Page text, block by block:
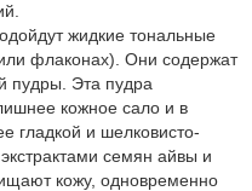
жидкие тональные
флаконах). Они содержат
пудры. Эта пудра
кожное сало и в
гладкой и шелковисто-
семян айвы и
кожу, одновременно